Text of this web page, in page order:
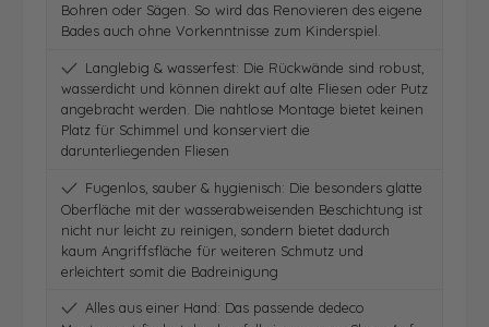
Bohren oder Sägen. So wird das Renovieren des eigene
Bades auch ohne Vorkenntnisse zum Kinderspiel.
Langlebig & wasserfest: Die Rückwände sind robust,
wasserdicht und können direkt auf alte Fliesen oder Putz
angebracht werden. Die nahtlose Montage bietet keinen
Platz für Schimmel und konserviert die
darunterliegenden Fliesen
Fugenlos, sauber & hygienisch: Die besonders glatte
Oberfläche mit der wasserabweisenden Beschichtung ist
nicht nur leicht zu reinigen, sondern bietet dadurch
kaum Angriffsfläche für weiteren Schmutz und
erleichtert somit die Badreinigung
Alles aus einer Hand: Das passende dedeco